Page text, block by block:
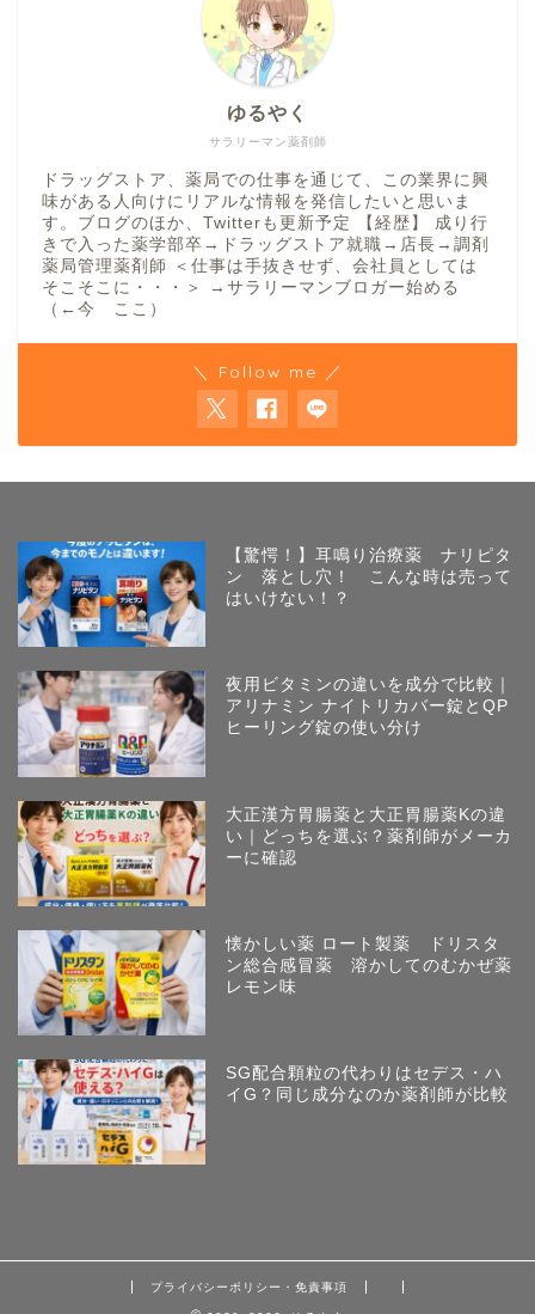
サラリーマン薬剤師
ゆるやく
ドラッグストア、薬局での仕事を通じて、この業界に興
味がある人向けにリアルな情報を発信したいと思いま
す。ブログのほか、Twitterも更新予定 【経歴】 成り行
きで入った薬学部卒→ドラッグストア就職→店長→調剤
薬局管理薬剤師 ＜仕事は手抜きせず、会社員としては
そこそこに・・・＞ →サラリーマンブロガー始める
（←今 ここ）
＼ Follow me ／
【驚愕！】耳鳴り治療薬 ナリピタ
ン 落とし穴！ こんな時は売って
はいけない！？
夜用ビタミンの違いを成分で比較｜
アリナミン ナイトリカバー錠とQP
ヒーリング錠の使い分け
大正漢方胃腸薬と大正胃腸薬Kの違
い｜どっちを選ぶ？薬剤師がメーカ
ーに確認
懐かしい薬 ロート製薬 ドリスタ
ン総合感冒薬 溶かしてのむかぜ薬
レモン味
SG配合顆粒の代わりはセデス・ハ
イG？同じ成分なのか薬剤師が比較
プライバシーポリシー・免責事項